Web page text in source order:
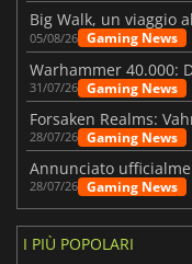
Big Walk, un viaggio
05/08/26 Gaming News
31/07/26 Gaming News
28/07/26 Gaming News
28/07/26 Gaming News
I PIÙ POPOLARI